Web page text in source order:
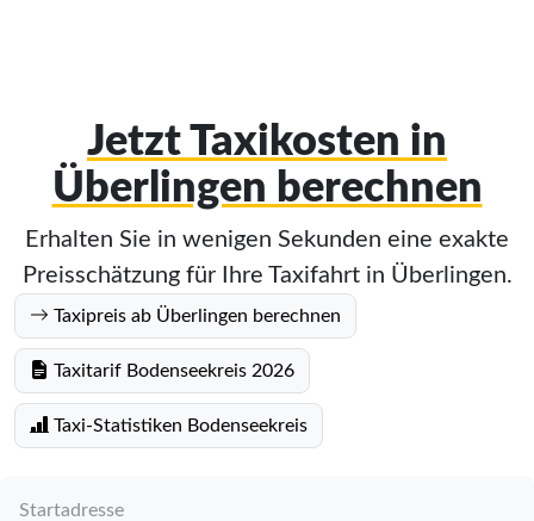
Jetzt Taxikosten in
Überlingen berechnen
Erhalten Sie in wenigen Sekunden eine exakte
Preisschätzung für Ihre Taxifahrt in Überlingen.
Taxipreis ab Überlingen berechnen
Taxitarif Bodenseekreis 2026
Taxi-Statistiken Bodenseekreis
Startadresse